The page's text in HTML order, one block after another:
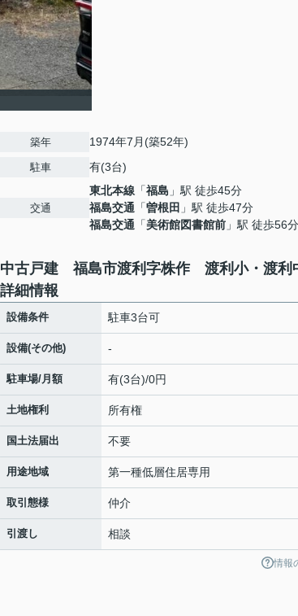
築年 1974年7月(築52年)
駐車 有(3台)
交通
東北本線 「福島 」駅 徒歩45分
福島交通 「曽根田 」駅 徒歩47分
福島交通 「美術館図書館前 」駅 徒歩56分
中古戸建 福島市渡利字株作 渡利小・渡利
詳細情報
設備条件 駐車3台可
設備(その他) -
駐車場/月額 有(3台)/0円
土地権利 所有権
国土法届出 不要
用途地域 第一種低層住居専用
取引態様 仲介
引渡し 相談
情報